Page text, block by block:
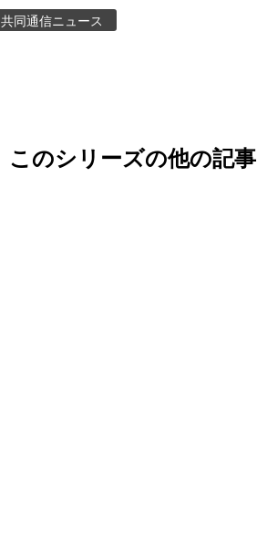
共同通信ニュース
このシリーズの他の記事